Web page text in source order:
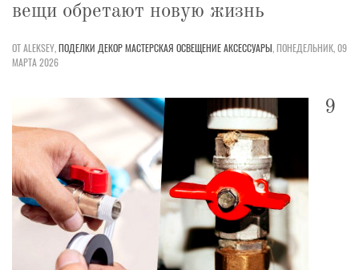
вещи обретают новую жизнь
ОТ ALEKSEY,ПОДЕЛКИ ДЕКОРМАСТЕРСКАЯ ОСВЕЩЕНИЕАКСЕССУАРЫ,ПОНЕДЕЛЬНИК, 09
МАРТА 2026
9